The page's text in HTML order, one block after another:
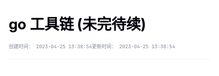
go 工具链 (未完待续)
创建时间： 2023-04-25 13:38:54更新时间： 2023-04-25 13:38:54